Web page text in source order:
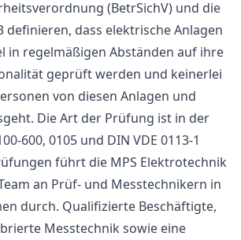
(BetrSichV) und die
definieren, dass elektrische Anlagen
in regelmäßigen Abständen auf ihre
geprüft werden und keinerlei
von diesen Anlagen und
Die Art der Prüfung ist in der
600, 0105 und DIN VDE 0113-1
führt die MPS Elektrotechnik
an Prüf- und Messtechnikern in
durch. Qualifizierte Beschäftigte,
Messtechnik sowie eine